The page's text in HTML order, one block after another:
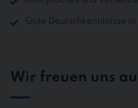
Gute Deutschkenntnisse
Wir freuen uns